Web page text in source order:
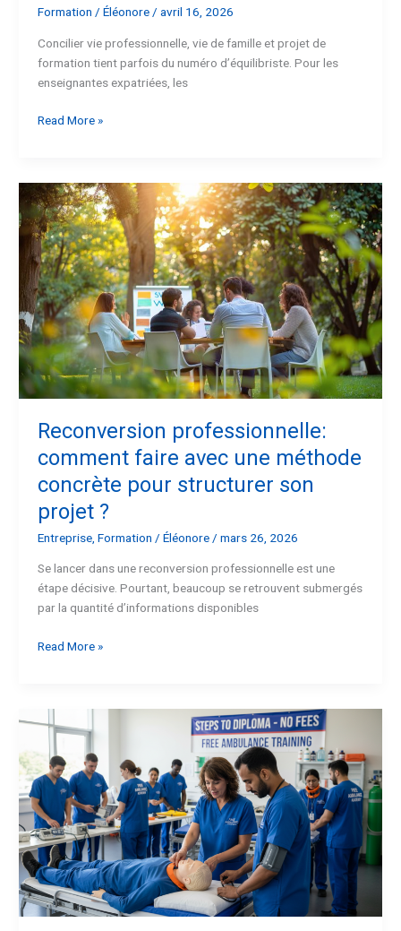
Formation / Éléonore / avril 16, 2026
Concilier vie professionnelle, vie de famille et projet de
formation tient parfois du numéro d’équilibriste. Pour les
enseignantes expatriées, les
Read More »
Reconversion professionnelle:
comment faire avec une méthode
concrète pour structurer son
projet ?
Entreprise, Formation / Éléonore / mars 26, 2026
Se lancer dans une reconversion professionnelle est une
étape décisive. Pourtant, beaucoup se retrouvent submergés
par la quantité d’informations disponibles
Reconversion
professionnelle:
comment
faire
avec
une
méthode
concrète
pour
structurer
son
?
Read More »
ambulancier
gratuite :
étapes
pour
obtenir
le
diplôme
sans
frais